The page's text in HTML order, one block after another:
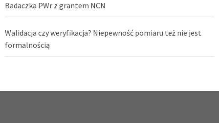
Badaczka PWr z grantem NCN
Walidacja czy weryfikacja? Niepewność pomiaru też nie jest
formalnością